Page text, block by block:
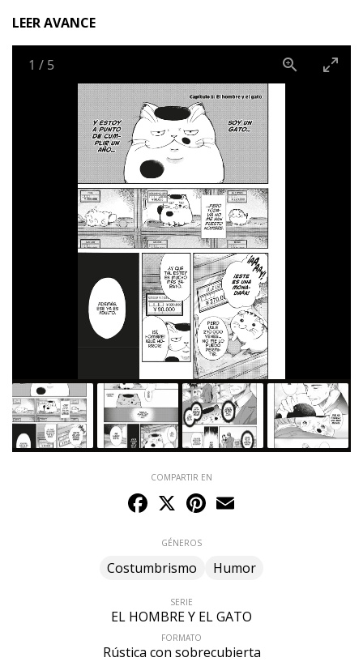
LEER AVANCE
1 / 5
COMPARTIR EN
Facebook
X Pinterest
GÉNEROS
Costumbrismo Humor
SERIE
EL HOMBRE Y EL GATO
FORMATO
Rústica con sobrecubierta